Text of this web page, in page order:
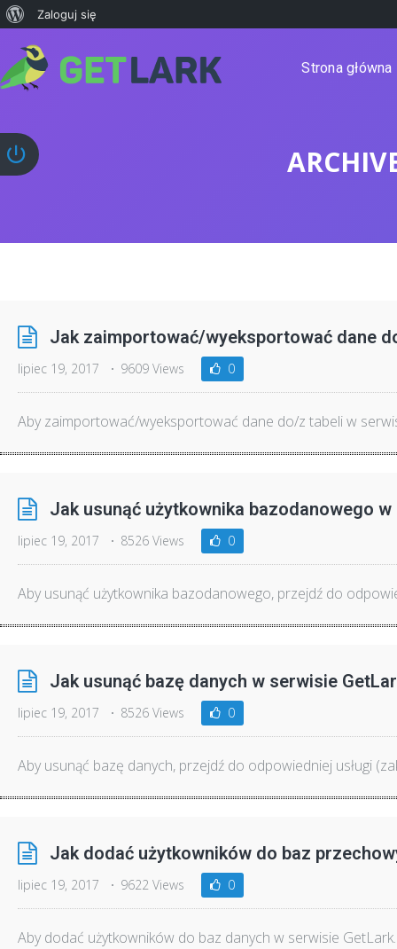
Strona główna
Jak zaimportować/wyeksportować dane
lipiec 19, 2017 9609 Views 0
Aby zaimportować/wyeksportować dane do/z tabeli w
Jak usunąć użytkownika bazodanowego
lipiec 19, 2017 8526 Views 0
Aby usunąć użytkownika bazodanowego, przejdź do
Jak usunąć bazę danych w serwisie
lipiec 19, 2017 8526 Views 0
Aby usunąć bazę danych, przejdź do odpowiedniej usługi
Jak dodać użytkowników do baz
lipiec 19, 2017 9622 Views 0
Aby dodać użytkowników do baz danych w serwisie
Zaloguj się